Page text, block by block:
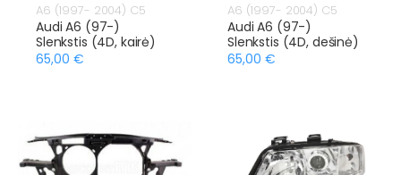
A6 (1997- 2004) C5
Audi A6 (97-)
Slenkstis (4D, kairė)
65,00 €
A6 (1997- 2004) C5
Audi A6 (97-)
Slenkstis (4D, dešinė)
65,00 €